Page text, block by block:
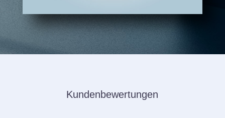
Kundenbewertungen